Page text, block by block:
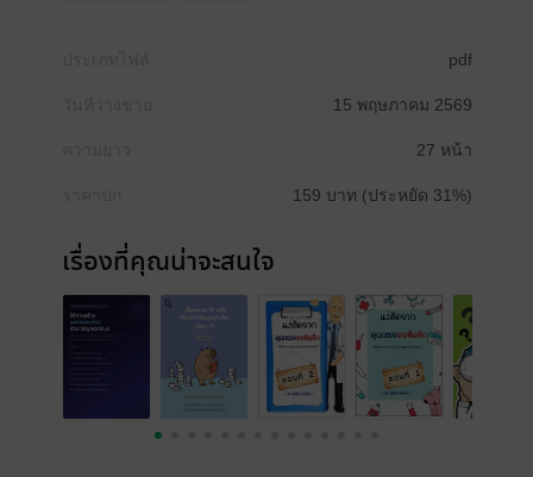
pdf
15 พฤษภาคม 2569
27 หน้า
159 บาท (ประหยัด 31%)
เรื่องที่คุณน่าจะสนใจ